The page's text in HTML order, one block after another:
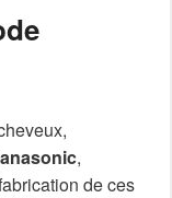
,
de ces